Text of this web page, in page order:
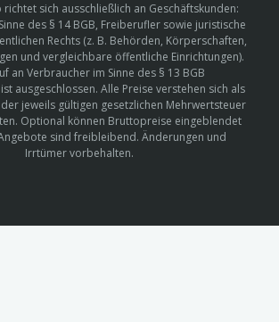
sich ausschließlich an Geschäftskunden:
des § 14 BGB, Freiberufler sowie juristische
Rechts (z. B. Behörden, Körperschaften,
und vergleichbare öffentliche Einrichtungen).
an Verbraucher im Sinne des § 13 BGB
ausgeschlossen. Alle Preise verstehen sich als
jeweils gültigen gesetzlichen Mehrwertsteuer
Optional können Bruttopreise eingeblendet
sind freibleibend. Änderungen und
Irrtümer vorbehalten.